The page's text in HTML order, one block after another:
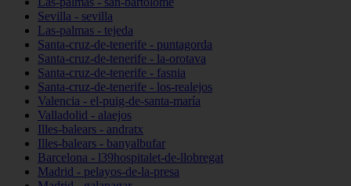
Sevilla - sevilla
Las-palmas - tejeda
Santa-cruz-de-tenerife - puntagorda
Santa-cruz-de-tenerife - la-orotava
Santa-cruz-de-tenerife - fasnia
Santa-cruz-de-tenerife - los-realejos
Valencia - el-puig-de-santa-maría
Valladolid - alaejos
Illes-balears - andratx
Illes-balears - banyalbufar
Barcelona - l39hospitalet-de-llobregat
Madrid - pelayos-de-la-presa